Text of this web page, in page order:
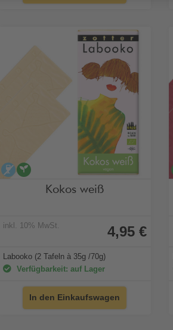
alkoholfrei
Kokos weiß
inkl. 10% MwSt. 4,95 €
Labooko (2 Tafeln à 35g /70g)
Verfügbarkeit: auf Lager
In den Einkaufswagen